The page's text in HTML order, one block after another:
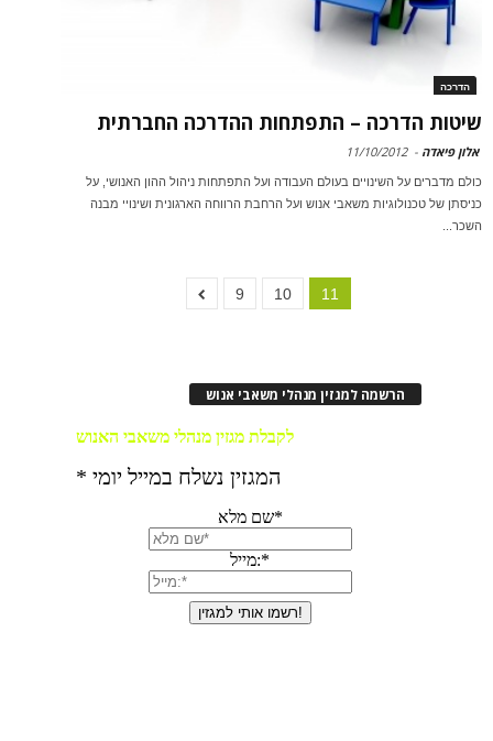
הדרכה
שיטות הדרכה – התפתחות ההדרכה החברתית
אלון פיאדה -
11/10/2012
כולם מדברים על השינויים בעולם העבודה ועל התפתחות ניהול ההון האנושי, על
כניסתן של טכנולוגיות משאבי אנוש ועל הרחבת הרווחה הארגונית ושינויי מבנה
השכר...
9 10 11
הרשמה למגזין מנהלי משאבי אנוש